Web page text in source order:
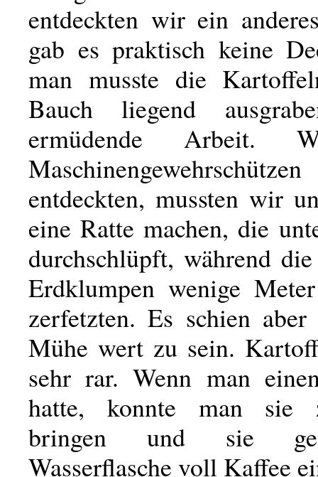
entdeckten wir ein
gab es praktisch keine
man musste die
Bauch liegend
ermüdende Arbeit.
entdeckten, mussten wir
eine Ratte machen, die
durchschlüpft, während
Erdklumpen wenige
zerfetzten. Es schien
Mühe wert zu sein.
sehr rar. Wenn man
hatte, konnte man sie
bringen und sie
Wasserflasche voll Kaffee